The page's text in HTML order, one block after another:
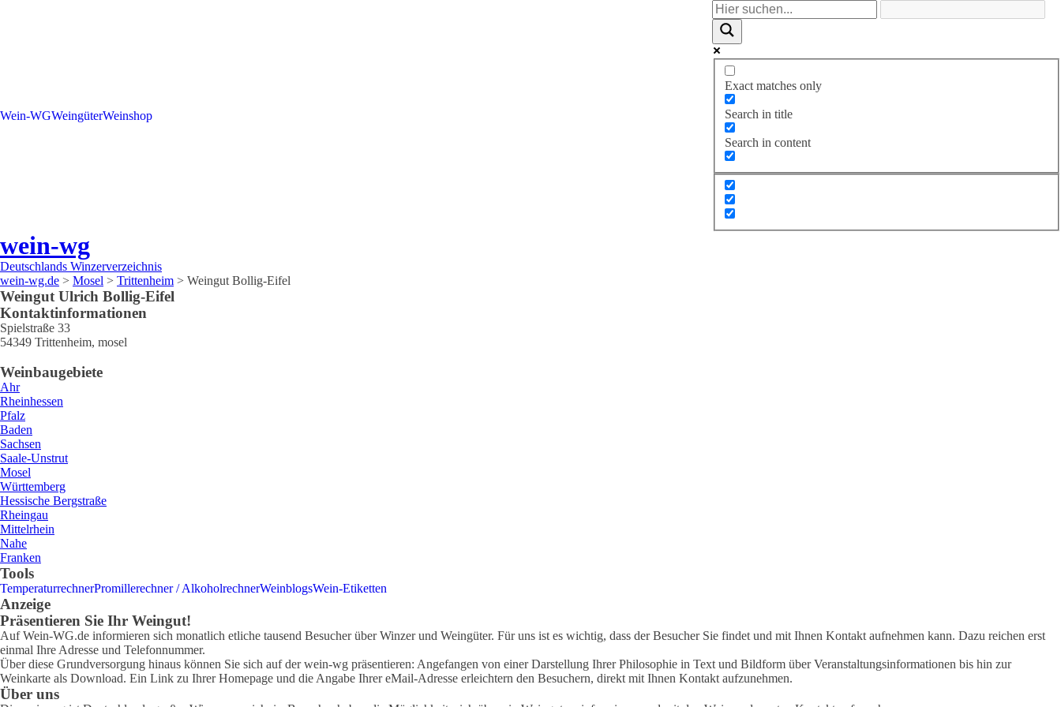
Wein-WGWeingüterWeinshop
Exact matches only
Search in title
Search in content
wein-wg
Deutschlands Winzerverzeichnis
wein-wg.de > Mosel > Trittenheim > Weingut Bollig-Eifel
Weingut Ulrich Bollig-Eifel
Kontaktinformationen
Spielstraße 33
54349 Trittenheim, mosel
Weinbaugebiete
Ahr
Rheinhessen
Pfalz
Baden
Sachsen
Saale-Unstrut
Mosel
Württemberg
Hessische Bergstraße
Rheingau
Mittelrhein
Nahe
Franken
Tools
TemperaturrechnerPromillerechner / AlkoholrechnerWeinblogsWein-Etiketten
Anzeige
Präsentieren Sie Ihr Weingut!
Auf Wein-WG.de informieren sich monatlich etliche tausend Besucher über Winzer und Weingüter. Für uns ist es wichtig, dass der Besucher Sie findet und mit Ihnen Kontakt aufnehmen kann. Dazu reichen erst
einmal Ihre Adresse und Telefonnummer.
Über diese Grundversorgung hinaus können Sie sich auf der wein-wg präsentieren: Angefangen von einer Darstellung Ihrer Philosophie in Text und Bildform über Veranstaltungsinformationen bis hin zur
Weinkarte als Download. Ein Link zu Ihrer Homepage und die Angabe Ihrer eMail-Adresse erleichtern den Besuchern, direkt mit Ihnen Kontakt aufzunehmen.
Über uns